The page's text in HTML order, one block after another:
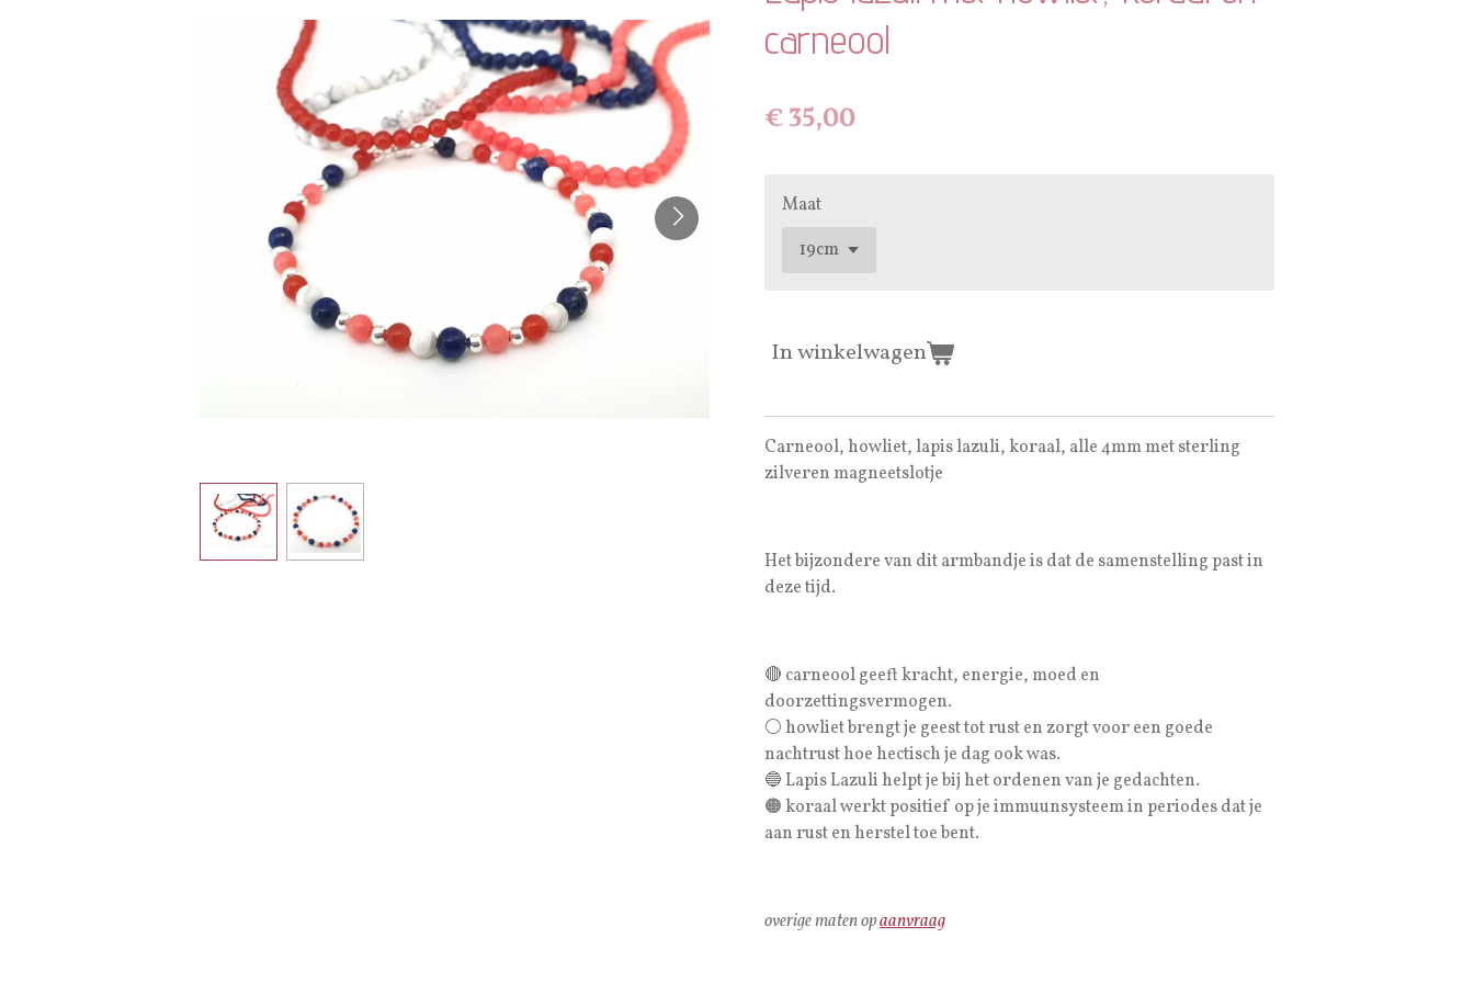
carneool
€ 35,00
Maat
In winkelwagen
Carneool, howliet, lapis lazuli, koraal, alle 4mm met sterling
zilveren magneetslotje
Het bijzondere van dit armbandje is dat de samenstelling past in
deze tijd.
🔴 carneool geeft kracht, energie, moed en
doorzettingsvermogen.
⚪ howliet brengt je geest tot rust en zorgt voor een goede
nachtrust hoe hectisch je dag ook was.
🔵 Lapis Lazuli helpt je bij het ordenen van je gedachten.
🟠 koraal werkt positief op je immuunsysteem in periodes dat je
aan rust en herstel toe bent.
overige maten opaanvraag